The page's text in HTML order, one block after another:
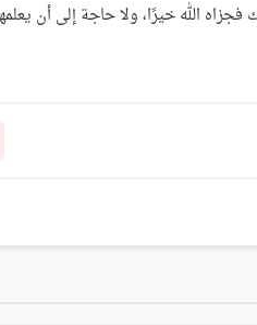
فجزاه الله خيرًا، ولا حاجة إلى أن